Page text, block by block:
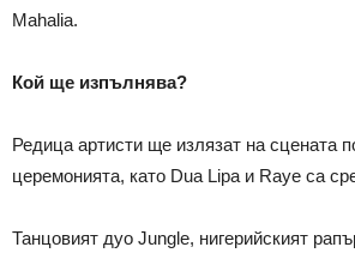
Mahalia.
Кой ще изпълнява?
Редица артисти ще излязат на сцената
церемонията, като Dua Lipa и Raye са
Танцовият дуо Jungle, нигерийският